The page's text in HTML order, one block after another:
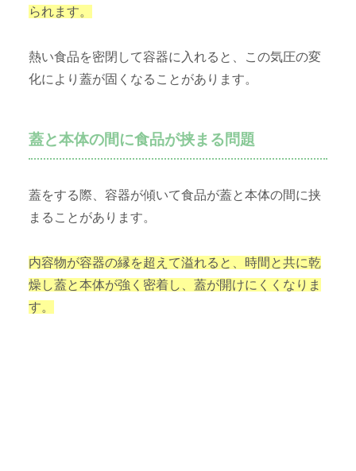
られます。
熱い食品を密閉して容器に入れると、この気圧の変
化により蓋が固くなることがあります。
蓋と本体の間に食品が挟まる問題
蓋をする際、容器が傾いて食品が蓋と本体の間に挟
まることがあります。
内容物が容器の縁を超えて溢れると、時間と共に乾
燥し蓋と本体が強く密着し、蓋が開けにくくなりま
す。